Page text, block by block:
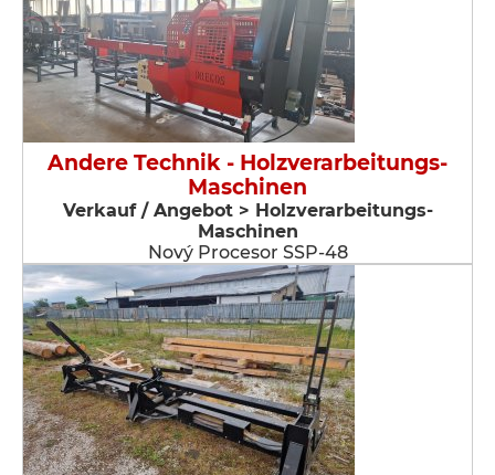
Andere Technik - Holzverarbeitungs-
Maschinen
Verkauf / Angebot > Holzverarbeitungs-
Maschinen
Nový Procesor SSP-48